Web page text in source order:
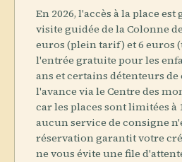
En 2026, l'accès à la place
visite guidée de la Colonne
euros (plein tarif) et 6 euros
l'entrée gratuite pour les
ans et certains détenteurs de
l'avance via le Centre des
car les places sont limitées à
aucun service de consigne
réservation garantit votre
ne vous évite une file